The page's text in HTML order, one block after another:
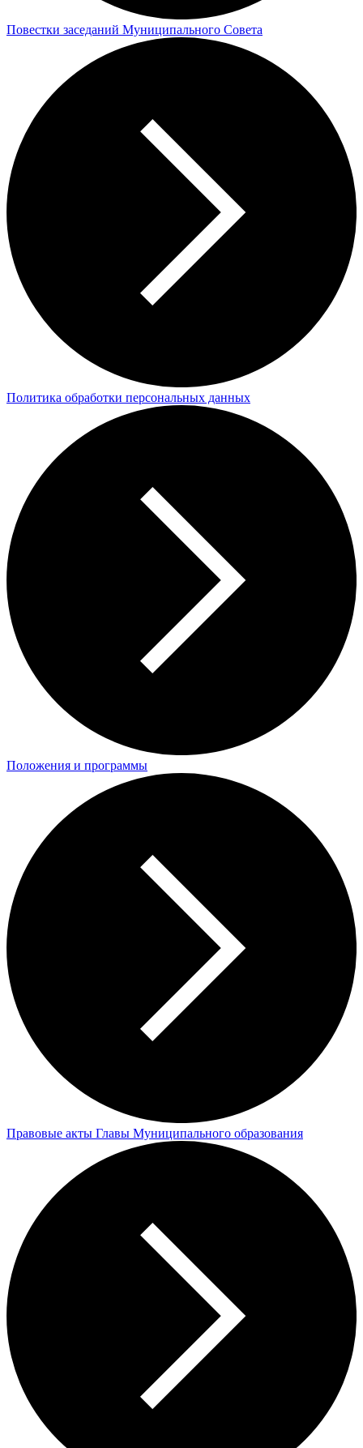
Повестки заседаний Муниципального Совета
Политика обработки персональных данных
Положения и программы
Правовые акты Главы Муниципального образования